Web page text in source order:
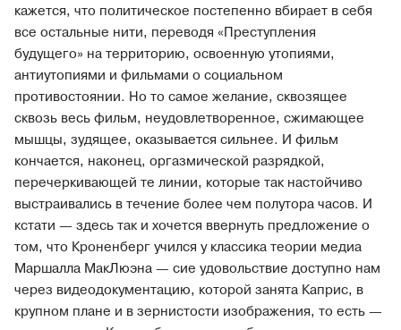
кажется, что политическое постепенно вбирает в себя
все остальные нити, переводя «Преступления
будущего» на территорию, освоенную утопиями,
антиутопиями и фильмами о социальном
противостоянии. Но то самое желание, сквозящее
сквозь весь фильм, неудовлетворенное, сжимающее
мышцы, зудящее, оказывается сильнее. И фильм
кончается, наконец, оргазмической разрядкой,
перечеркивающей те линии, которые так настойчиво
выстраивались в течение более чем полутора часов. И
кстати — здесь так и хочется ввернуть предложение о
том, что Кроненберг учился у классика теории медиа
Маршалла МакЛюэна — сие удовольствие доступно нам
через видеодокументацию, которой занята Каприс, в
крупном плане и в зернистости изображения, то есть —